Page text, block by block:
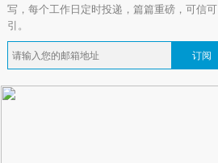
写，每个工作日定时投递，篇篇重磅，可信可
引。
订阅